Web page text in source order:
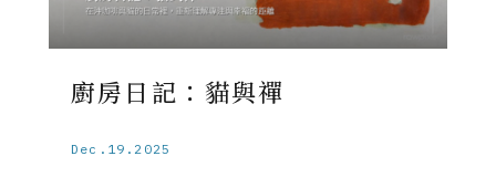
廚房日記：貓與禪
Dec.19.2025